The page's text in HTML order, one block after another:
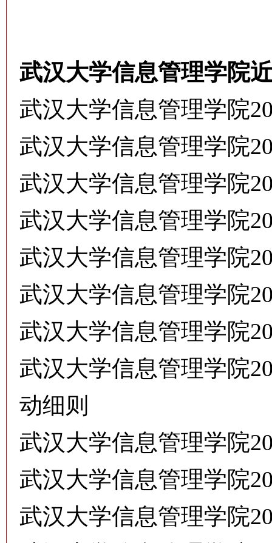
武汉大学信息管理学院
武汉大学信息管理学院
武汉大学信息管理学院
武汉大学信息管理学院
武汉大学信息管理学院
武汉大学信息管理学院
武汉大学信息管理学院
武汉大学信息管理学院
武汉大学信息管理学院
动细则
武汉大学信息管理学院
武汉大学信息管理学院
武汉大学信息管理学院